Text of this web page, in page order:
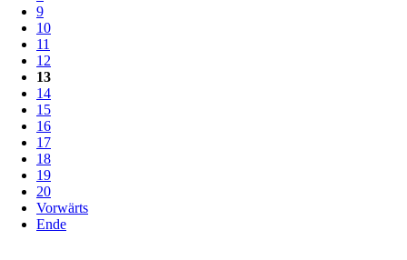
9
10
11
12
13
14
15
16
17
18
19
20
Vorwärts
Ende